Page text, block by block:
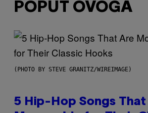
POPUT OVOGA
(PHOTO BY STEVE GRANITZ/WIREIMAGE)
5 Hip-Hop Songs